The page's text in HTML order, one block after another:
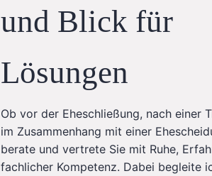
und Blick für
Lösungen
Ob vor der Eheschließung, nach einer
im Zusammenhang mit einer
berate und vertrete Sie mit Ruhe,
fachlicher Kompetenz. Dabei begleite